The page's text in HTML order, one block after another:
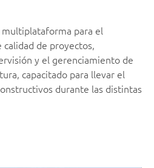
para el
de proyectos,
y el gerenciamiento de
capacitado para llevar el
durante las distintas